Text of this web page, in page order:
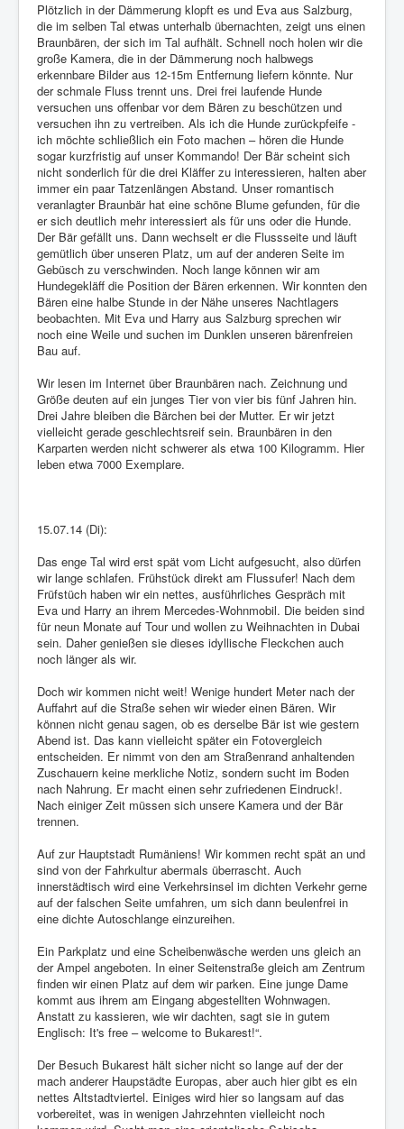
Plötzlich in der Dämmerung klopft es und Eva aus Salzburg,
die im selben Tal etwas unterhalb übernachten, zeigt uns einen
Braunbären, der sich im Tal aufhält. Schnell noch holen wir die
große Kamera, die in der Dämmerung noch halbwegs
erkennbare Bilder aus 12-15m Entfernung liefern könnte. Nur
der schmale Fluss trennt uns. Drei frei laufende Hunde
versuchen uns offenbar vor dem Bären zu beschützen und
versuchen ihn zu vertreiben. Als ich die Hunde zurückpfeife -
ich möchte schließlich ein Foto machen – hören die Hunde
sogar kurzfristig auf unser Kommando! Der Bär scheint sich
nicht sonderlich für die drei Kläffer zu interessieren, halten aber
immer ein paar Tatzenlängen Abstand. Unser romantisch
veranlagter Braunbär hat eine schöne Blume gefunden, für die
er sich deutlich mehr interessiert als für uns oder die Hunde.
Der Bär gefällt uns. Dann wechselt er die Flussseite und läuft
gemütlich über unseren Platz, um auf der anderen Seite im
Gebüsch zu verschwinden. Noch lange können wir am
Hundegekläff die Position der Bären erkennen. Wir konnten den
Bären eine halbe Stunde in der Nähe unseres Nachtlagers
beobachten. Mit Eva und Harry aus Salzburg sprechen wir
noch eine Weile und suchen im Dunklen unseren bärenfreien
Bau auf.
Wir lesen im Internet über Braunbären nach. Zeichnung und
Größe deuten auf ein junges Tier von vier bis fünf Jahren hin.
Drei Jahre bleiben die Bärchen bei der Mutter. Er wir jetzt
vielleicht gerade geschlechtsreif sein. Braunbären in den
Karparten werden nicht schwerer als etwa 100 Kilogramm. Hier
leben etwa 7000 Exemplare.
15.07.14 (Di):
Das enge Tal wird erst spät vom Licht aufgesucht, also dürfen
wir lange schlafen. Frühstück direkt am Flussufer! Nach dem
Früfstüch haben wir ein nettes, ausführliches Gespräch mit
Eva und Harry an ihrem Mercedes-Wohnmobil. Die beiden sind
für neun Monate auf Tour und wollen zu Weihnachten in Dubai
sein. Daher genießen sie dieses idyllische Fleckchen auch
noch länger als wir.
Doch wir kommen nicht weit! Wenige hundert Meter nach der
Auffahrt auf die Straße sehen wir wieder einen Bären. Wir
können nicht genau sagen, ob es derselbe Bär ist wie gestern
Abend ist. Das kann vielleicht später ein Fotovergleich
entscheiden. Er nimmt von den am Straßenrand anhaltenden
Zuschauern keine merkliche Notiz, sondern sucht im Boden
nach Nahrung. Er macht einen sehr zufriedenen Eindruck!.
Nach einiger Zeit müssen sich unsere Kamera und der Bär
trennen.
Auf zur Hauptstadt Rumäniens! Wir kommen recht spät an und
sind von der Fahrkultur abermals überrascht. Auch
innerstädtisch wird eine Verkehrsinsel im dichten Verkehr gerne
auf der falschen Seite umfahren, um sich dann beulenfrei in
eine dichte Autoschlange einzureihen.
Ein Parkplatz und eine Scheibenwäsche werden uns gleich an
der Ampel angeboten. In einer Seitenstraße gleich am Zentrum
finden wir einen Platz auf dem wir parken. Eine junge Dame
kommt aus ihrem am Eingang abgestellten Wohnwagen.
Anstatt zu kassieren, wie wir dachten, sagt sie in gutem
Englisch: It's free – welcome to Bukarest!“.
Der Besuch Bukarest hält sicher nicht so lange auf der der
mach anderer Haupstädte Europas, aber auch hier gibt es ein
nettes Altstadtviertel. Einiges wird hier so langsam auf das
vorbereitet, was in wenigen Jahrzehnten vielleicht noch